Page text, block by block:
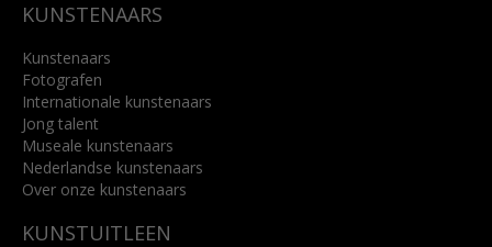
KUNSTENAARS
Kunstenaars
Fotografen
Internationale kunstenaars
Jong talent
Museale kunstenaars
Nederlandse kunstenaars
Over onze kunstenaars
KUNSTUITLEEN